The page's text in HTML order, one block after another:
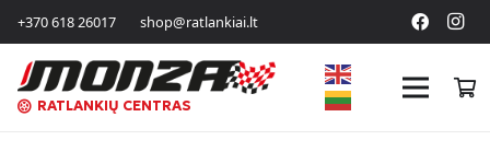
+370 618 26017 shop@ratlankiai.lt
RATLANKIŲ CENTRAS